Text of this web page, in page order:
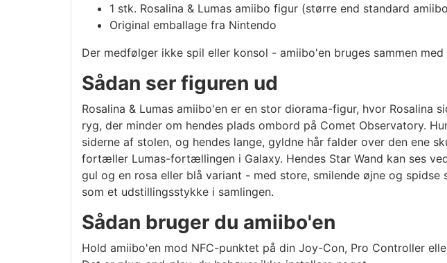
1 stk. Rosalina & Lumas amiibo figur (større end standard
Original emballage fra Nintendo
Der medfølger ikke spil eller konsol - amiibo'en bruges sammen
Sådan ser figuren ud
Rosalina & Lumas amiibo'en er en stor diorama-figur, hvor
ryg, der minder om hendes plads ombord på Comet Observatory.
siderne af stolen, og hendes lange, gyldne hår falder over den ene
fortæller Lumas-fortællingen i Galaxy. Hendes Star Wand kan ses
gul og en rosa eller blå variant - med store, smilende øjne og
som et udstillingsstykke i samlingen.
Sådan bruger du amiibo'en
Hold amiibo'en mod NFC-punktet på din Joy-Con, Pro Controller